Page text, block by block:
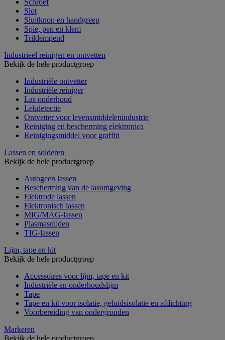
Slot
Sluitknop en handgreep
Spie, pen en klem
Trildempend
Industrieel reinigen en ontvetten
Bekijk de hele productgroep
Industriële ontvetter
Industriële reiniger
Las onderhoud
Lekdetectie
Ontvetter voor levensmiddelenindustrie
Reiniging en bescherming elektronica
Reinigingsmiddel voor graffiti
Lassen en solderen
Bekijk de hele productgroep
Autogeen lassen
Bescherming van de lasomgeving
Elektrode lassen
Elektronisch lassen
MIG/MAG-lassen
Plasmasnijden
TIG-lassen
Lijm, tape en kit
Bekijk de hele productgroep
Accessoires voor lijm, tape en kit
Industriële en onderhoudslijm
Tape
Tape en kit voor isolatie, geluidsisolatie en afdichting
Voorbereiding van ondergronden
Markeren
Bekijk de hele productgroep